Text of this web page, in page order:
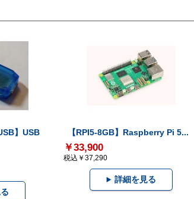
】USB
【RPI5-8GB】Raspberry Pi 5...
￥33,900
税込￥37,290
詳細を見る